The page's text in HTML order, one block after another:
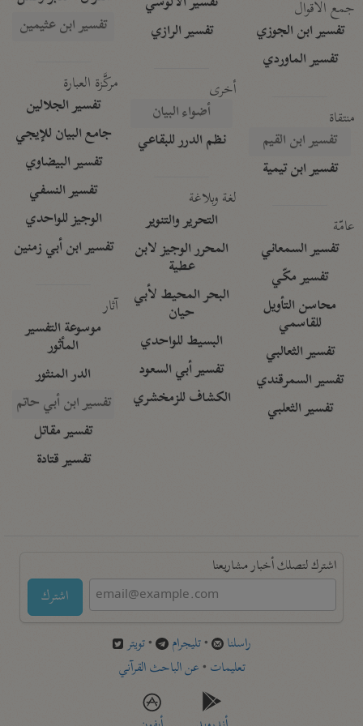
جمع الأقوال
تفسير ابن الجوزي
تفسير الماوردي
منتقاة
تفسير ابن القيم
تفسير ابن تيمية
عامّة
تفسير السمعاني
تفسير مكّي
محاسن التأويل
للقاسمي
تفسير الثعالبي
تفسير السمرقندي
تفسير الثعلبي
تفسير الرازي
أخرى
أضواء البيان
نظم الدرر للبقاعي
لغة وبلاغة
التحرير والتنوير
المحرر الوجيز لابن
عطية
البحر المحيط لأبي
حيان
البسيط للواحدي
تفسير أبي السعود
الكشاف للزمخشري
تفسير ابن عثيمين
مركَّزة العبارة
تفسير الجلالين
جامع البيان للإيجي
تفسير البيضاوي
تفسير النسفي
الوجيز للواحدي
تفسير ابن أبي زمنين
آثار
موسوعة التفسير
المأثور
الدر المنثور
تفسير ابن أبي حاتم
تفسير مقاتل
تفسير قتادة
اشترك لتصلك أخبار مشاريعنا
اشترك
راسلنا •تليجرام •تويتر
تعليمات •عن الباحث القرآني